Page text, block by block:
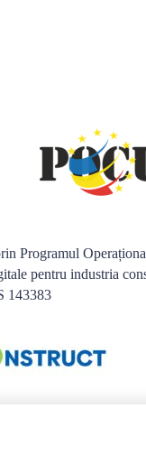
Programul
pentru industria
143383